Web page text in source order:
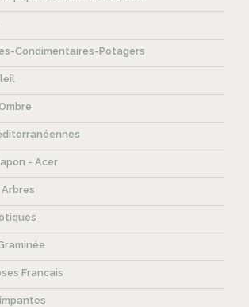
Condimentaires-Potagers
- Acer
Francais